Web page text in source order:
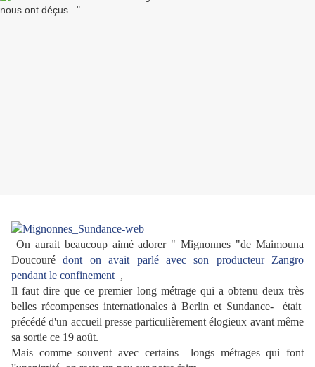
On aurait beaucoup aimé adorer " Mignonnes "de Maimouna
Doucouré
dont on avait parlé avec son producteur Zangro
pendant le confinement ,
Il faut dire que ce premier long métrage qui a obtenu deux très
belles récompenses internationales à Berlin et Sundance- était
précédé d'un accueil presse particulièrement élogieux avant même
sa sortie ce 19 août.
Mais comme souvent avec certains longs métrages qui font